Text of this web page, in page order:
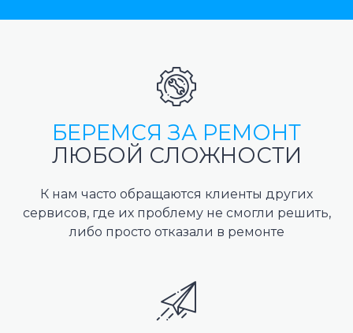
БЕРЕМСЯ ЗА РЕМОНТ
ЛЮБОЙ СЛОЖНОСТИ
К нам часто обращаются клиенты других
сервисов, где их проблему не смогли решить,
либо просто отказали в ремонте